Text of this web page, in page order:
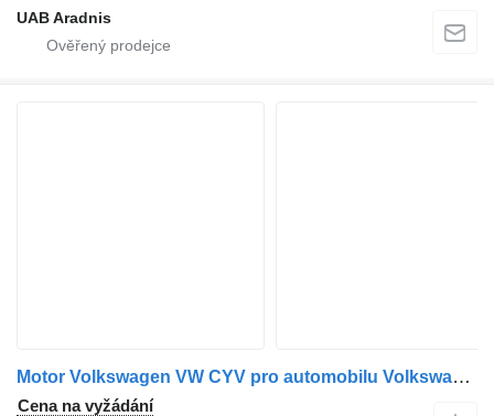
UAB Aradnis
Motor Volkswagen VW CYV pro automobilu Volkswagen VW CYV
Cena na vyžádání